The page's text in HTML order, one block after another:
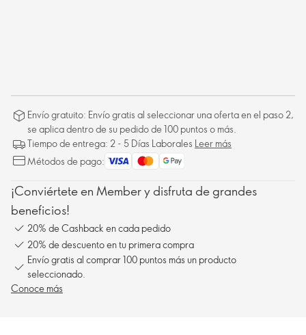
Envío gratuito: Envío gratis al seleccionar una oferta en el paso 2,
se aplica dentro de su pedido de 100 puntos o más.
Tiempo de entrega: 2 - 5 Días Laborales Leer más
Métodos de pago:
¡Conviértete en Member y disfruta de grandes
beneficios!
20% de Cashback en cada pedido
20% de descuento en tu primera compra
Envío gratis al comprar 100 puntos más un producto
seleccionado.
Conoce más